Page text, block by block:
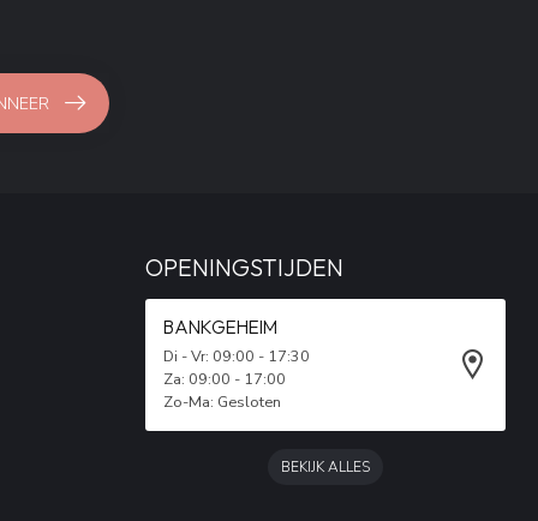
OPENINGSTIJDEN
BANKGEHEIM
Di - Vr: 09:00 - 17:30
Za: 09:00 - 17:00
Zo-Ma: Gesloten
BEKIJK ALLES